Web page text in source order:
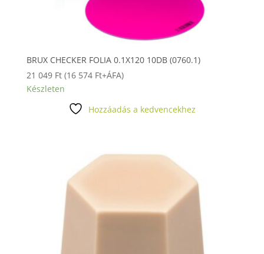
BRUX CHECKER FOLIA 0.1X120 10DB (0760.1)
21 049 Ft (16 574 Ft+ÁFA)
Készleten
Hozzáadás a kedvencekhez